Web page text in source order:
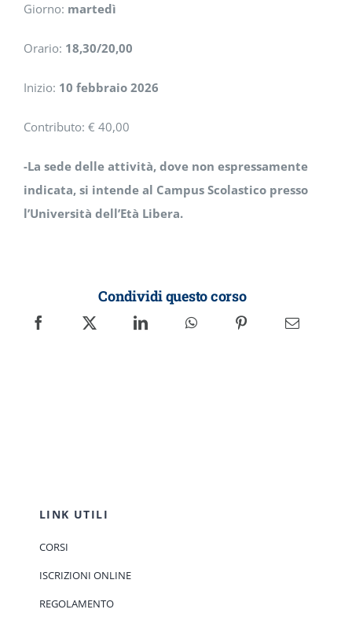
Giorno: martedì
Orario: 18,30/20,00
Inizio: 10 febbraio 2026
Contributo: € 40,00
-La sede delle attività, dove non espressamente
indicata, si intende al Campus Scolastico presso
l’Università dell’Età Libera.
Condividi questo corso
LINK UTILI
CORSI
ISCRIZIONI ONLINE
REGOLAMENTO